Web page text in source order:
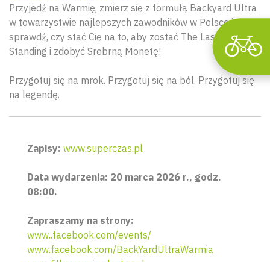
Przyjedź na Warmię, zmierz się z formułą Backyard Ultra
w towarzystwie najlepszych zawodników w Polsce i
sprawdź, czy stać Cię na to, aby zostać The Last One
Standing i zdobyć Srebrną Monetę!
Przygotuj się na mrok. Przygotuj się na ból. Przygotuj się
na legendę.
Zapisy: www.superczas.pl
Data wydarzenia: 20 marca 2026 r., godz.
08:00.
Zapraszamy na strony:
www..facebook.com/events/
www.facebook.com/BackYardUltraWarmia